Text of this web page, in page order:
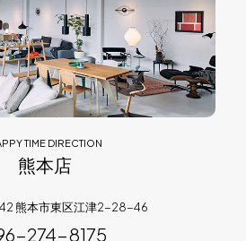
TIME DIRECTION
熊本店
熊本市東区江津2-28-46
274-8175